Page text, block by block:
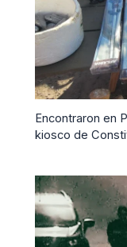
Encontraron en
kiosco de